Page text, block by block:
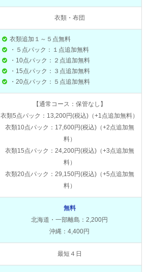
衣類・布団
衣類追加１～５点無料
・５点パック：１点追加無料
・10点パック：２点追加無料
・15点パック：３点追加無料
・20点パック：５点追加無料
【通常コース：保管なし】
衣類5点パック：13,200円(税込)（+1点追加無料）
衣類10点パック：17,600円(税込)（+2点追加無
料）
衣類15点パック：24,200円(税込)（+3点追加無
料）
衣類20点パック：29,150円(税込)（+5点追加無
料）
無料
北海道・一部離島：2,200円
沖縄：4,400円
最短４日